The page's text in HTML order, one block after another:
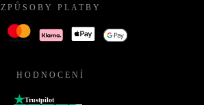
ZPŮSOBY PLATBY
HODNOCENÍ
Trustpilot